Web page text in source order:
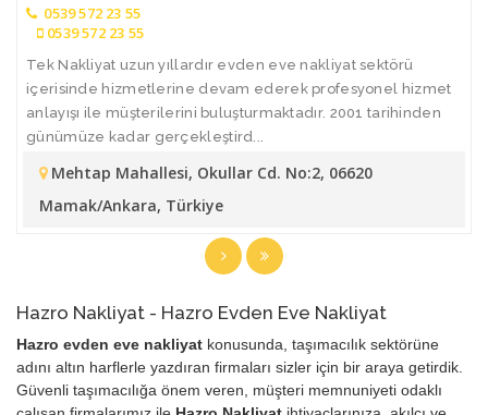
0539 572 23 55
0539 572 23 55
Tek Nakliyat uzun yıllardır evden eve nakliyat sektörü
içerisinde hizmetlerine devam ederek profesyonel hizmet
anlayışı ile müşterilerini buluşturmaktadır. 2001 tarihinden
günümüze kadar gerçekleştird...
Mehtap Mahallesi, Okullar Cd. No:2, 06620
Mamak/Ankara, Türkiye
Hazro Nakliyat - Hazro Evden Eve Nakliyat
Hazro evden eve nakliyat konusunda, taşımacılık sektörüne
adını altın harflerle yazdıran firmaları sizler için bir araya getirdik.
Güvenli taşımacılığa önem veren, müşteri memnuniyeti odaklı